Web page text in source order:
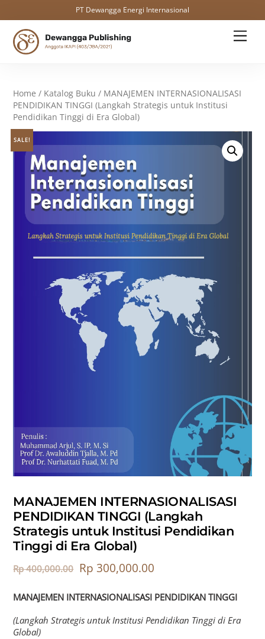
PT Dewangga Energi Internasional
content
Home / Katalog Buku / MANAJEMEN INTERNASIONALISASI
PENDIDIKAN TINGGI (Langkah Strategis untuk Institusi
Pendidikan Tinggi di Era Global)
SALE!
MANAJEMEN INTERNASIONALISASI
PENDIDIKAN TINGGI (Langkah
Strategis untuk Institusi Pendidikan
Tinggi di Era Global)
Rp400,000.00 Rp 300,000.00
MANAJEMEN INTERNASIONALISASI PENDIDIKAN TINGGI
(Langkah Strategisuntuk Institusi Pendidikan Tinggi di Era
Global)